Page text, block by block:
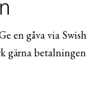
en gåva via Swish
gärna betalningen